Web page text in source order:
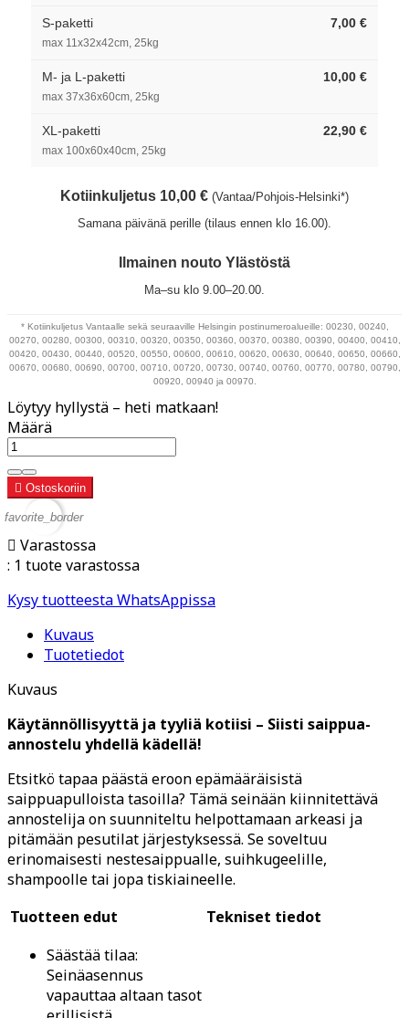
S-paketti
max 11x32x42cm, 25kg
7,00 €
M- ja L-paketti
max 37x36x60cm, 25kg
10,00 €
XL-paketti
max 100x60x40cm, 25kg
22,90 €
Kotiinkuljetus 10,00 € (Vantaa/Pohjois-Helsinki*)
Samana päivänä perille (tilaus ennen klo 16.00).
Ilmainen nouto Ylästöstä
Ma–su klo 9.00–20.00.
* Kotiinkuljetus Vantaalle sekä seuraaville Helsingin postinumeroalueille: 00230, 00240,
00270, 00280, 00300, 00310, 00320, 00350, 00360, 00370, 00380, 00390, 00400, 00410,
00420, 00430, 00440, 00520, 00550, 00600, 00610, 00620, 00630, 00640, 00650, 00660,
00670, 00680, 00690, 00700, 00710, 00720, 00730, 00740, 00760, 00770, 00780, 00790,
00920, 00940 ja 00970.
Löytyy hyllystä – heti matkaan!
Määrä
 Ostoskoriin
favorite_border
 Varastossa
: 1 tuote varastossa
Kysy tuotteesta WhatsAppissa
Kuvaus
Tuotetiedot
Kuvaus
Käytännöllisyyttä ja tyyliä kotiisi – Siisti saippua-
annostelu yhdellä kädellä!
Etsitkö tapaa päästä eroon epämääräisistä
saippuapulloista tasoilla? Tämä seinään kiinnitettävä
annostelija on suunniteltu helpottamaan arkeasi ja
pitämään pesutilat järjestyksessä. Se soveltuu
erinomaisesti nestesaippualle, suihkugeelille,
shampoolle tai jopa tiskiaineelle.
Tuotteen edut
Tekniset tiedot
Säästää tilaa:
Seinäasennus
vapauttaa altaan tasot